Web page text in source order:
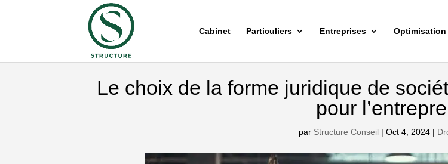
Cabinet Particuliers Entreprises Optimisation
Le choix de la forme juridique de
pour
par Structure Conseil| Oct 4, 2024|